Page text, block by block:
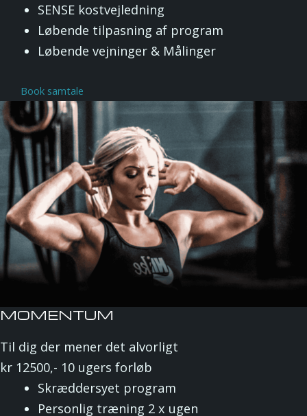
SENSE kostvejledning
Løbende tilpasning af program
Løbende vejninger & Målinger
Book samtale
MOMENTUM
Til dig der mener det alvorligt
kr 12500,- 10 ugers forløb
Skræddersyet program
Personlig træning 2 x ugen